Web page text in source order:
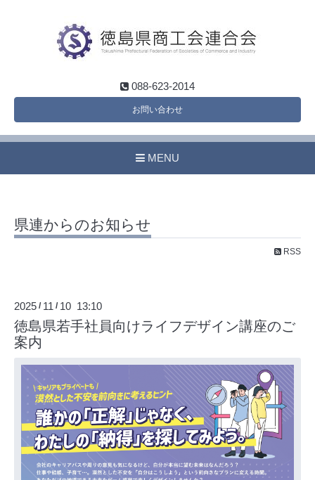
088-623-2014
お問い合わせ
MENU
県連からのお知らせ
RSS
2025 / 11 / 10 13:10
徳島県若手社員向けライフデザイン講座のご
案内